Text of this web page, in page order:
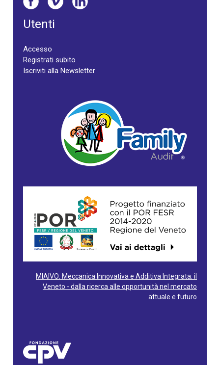
Utenti
Accesso
Registrati subito
Iscriviti alla Newsletter
MIAIVO: Meccanica Innovativa e Additiva Integrata: il
Veneto - dalla ricerca alle opportunità nel mercato
attuale e futuro